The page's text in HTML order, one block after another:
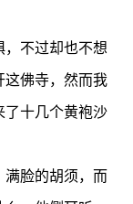
不过却也不想
佛寺，然而我
十几个黄袍沙
脸的胡须，而